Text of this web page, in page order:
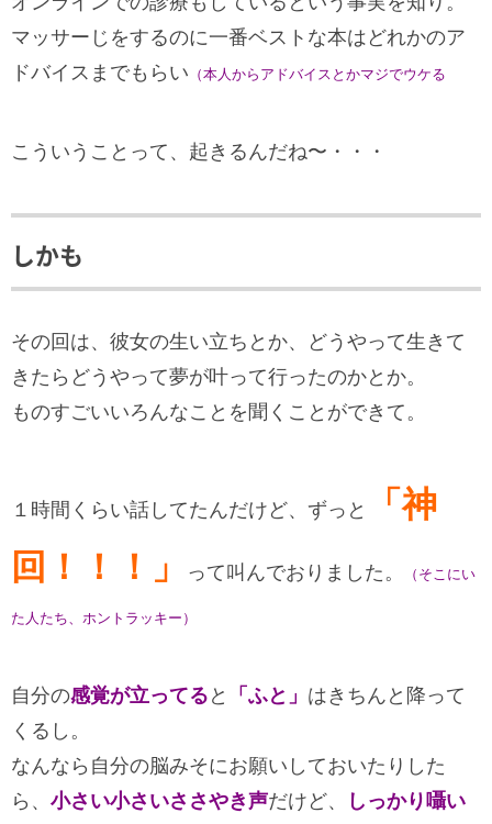
マッサーじをするのに一番ベストな本はどれかのア
ドバイスまでもらい （本人からアドバイスとかマジでウケる
こういうことって、起きるんだね〜・・・
しかも
その回は、彼女の生い立ちとか、どうやって生きて
きたらどうやって夢が叶って行ったのかとか。
ものすごいいろんなことを聞くことができて。
１時間くらい話してたんだけど、ずっと
「神
回！！！」
って叫んでおりました。 （そこにい
た人たち、ホントラッキー）
自分の感覚が立ってる と 「ふと」 はきちんと降って
くるし。
なんなら自分の脳みそにお願いしておいたりした
ら、 小さい小さいささやき声だけど、
しっかり囁い